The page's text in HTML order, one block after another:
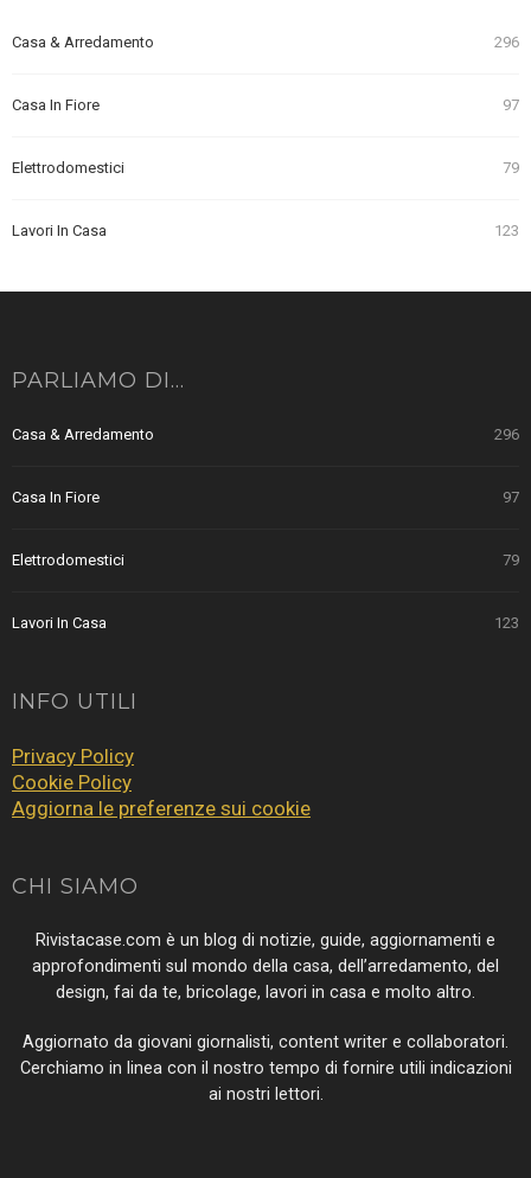
Casa & Arredamento 296
Casa In Fiore 97
Elettrodomestici 79
Lavori In Casa 123
PARLIAMO DI…
Casa & Arredamento 296
Casa In Fiore 97
Elettrodomestici 79
Lavori In Casa 123
INFO UTILI
Privacy Policy
Cookie Policy
Aggiorna le preferenze sui cookie
CHI SIAMO
Rivistacase.com è un blog di notizie, guide, aggiornamenti e
approfondimenti sul mondo della casa, dell’arredamento, del
design, fai da te, bricolage, lavori in casa e molto altro.
Aggiornato da giovani giornalisti, content writer e collaboratori.
Cerchiamo in linea con il nostro tempo di fornire utili indicazioni
ai nostri lettori.